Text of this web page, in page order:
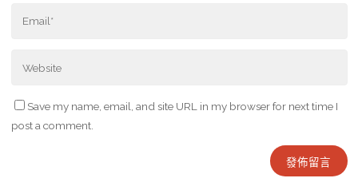
Save my name, email, and site URL in my browser for next time I
post a comment.